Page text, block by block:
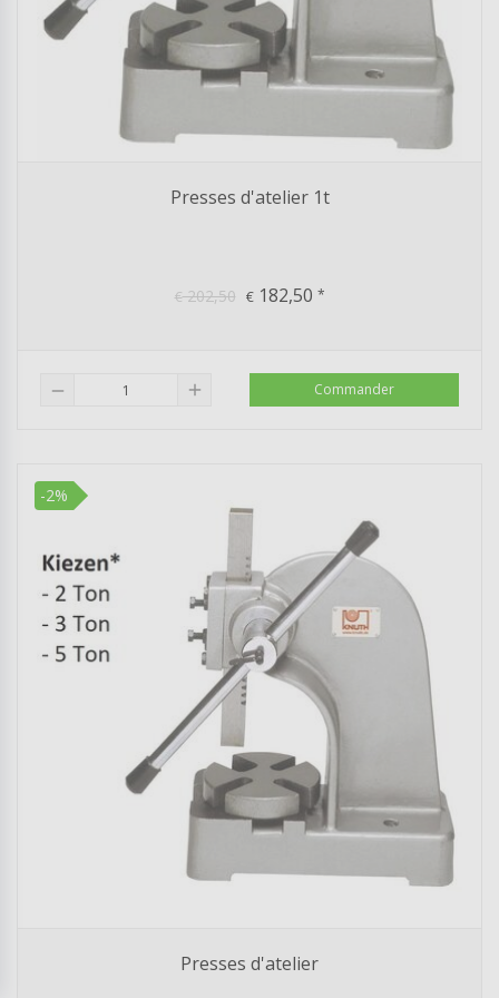
Presses d'atelier 1t
€202,50 €182,50 *
remove add Commander
-2%
Presses d'atelier